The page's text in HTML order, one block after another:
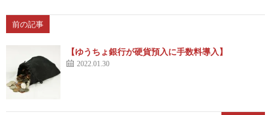
前の記事
【ゆうちょ銀行が硬貨預入に手数料導入】
2022.01.30